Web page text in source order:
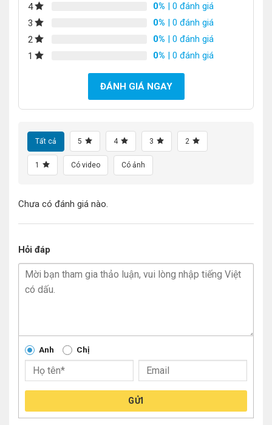
4
0% | 0 đánh giá
3
0% | 0 đánh giá
2
0% | 0 đánh giá
1
0% | 0 đánh giá
ĐÁNH GIÁ NGAY
Tất cả 5 4 3 2
1 Có video Có ảnh
Chưa có đánh giá nào.
Hỏi đáp
Anh Chị
GỬI